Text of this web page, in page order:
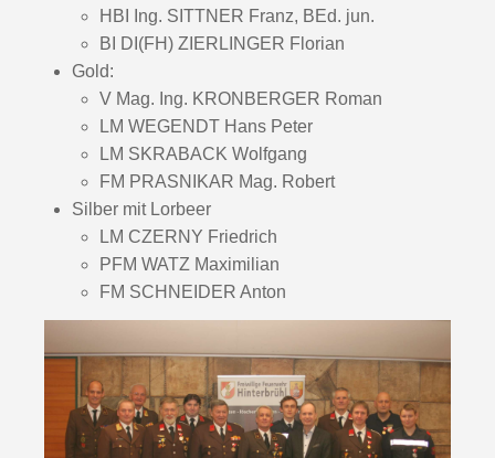
HBI Ing. SITTNER Franz, BEd. jun.
BI DI(FH) ZIERLINGER Florian
Gold:
V Mag. Ing. KRONBERGER Roman
LM WEGENDT Hans Peter
LM SKRABACK Wolfgang
FM PRASNIKAR Mag. Robert
Silber mit Lorbeer
LM CZERNY Friedrich
PFM WATZ Maximilian
FM SCHNEIDER Anton